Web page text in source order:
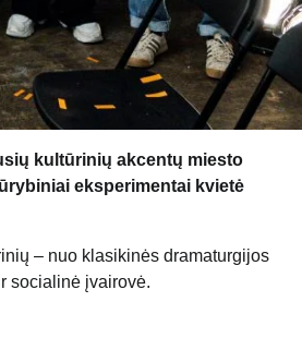
kultūrinių akcentų miesto
eksperimentai kvietė
– nuo klasikinės dramaturgijos
socialinė įvairovė.